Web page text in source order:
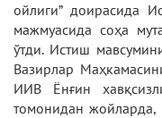
ойлиги” доирасида
мажмуасида соҳа
ўтди. Истиш
Вазирлар
ИИВ Ёнғин
томонидан